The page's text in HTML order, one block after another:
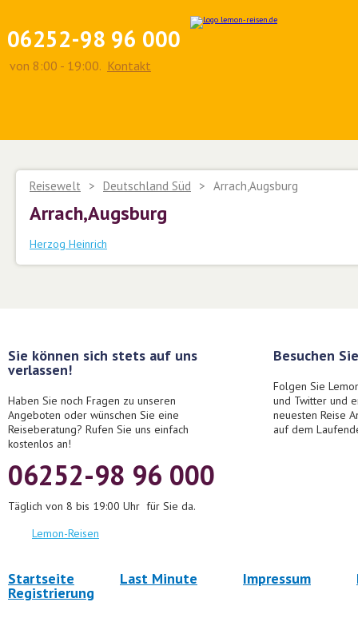
06252-98 96 000
von 8:00 - 19:00. Kontakt
Reisewelt > Deutschland Süd > Arrach,Augsburg
Arrach,Augsburg
Herzog Heinrich
Sie können sich stets auf uns
verlassen!
Haben Sie noch Fragen zu unseren
Angeboten oder wünschen Sie eine
Reiseberatung? Rufen Sie uns einfach
kostenlos an!
06252-98 96 000
Täglich von 8 bis 19:00 Uhr für Sie da.
Lemon-Reisen
Besuchen
Folgen Sie
und Twitter und
neuesten Reise
auf dem
Startseite Last Minute Impressum
Registrierung